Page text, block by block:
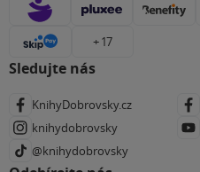
+ 17
Sledujte nás
KnihyDobrovsky.cz
knihydobrovsky
@knihydobrovsky